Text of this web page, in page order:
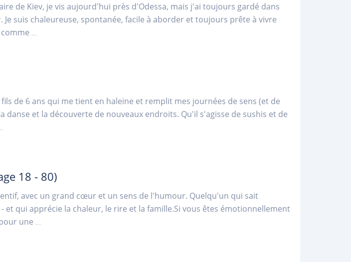
de Kiev, je vis aujourd'hui près d'Odessa, mais j'ai toujours gardé dans
suis chaleureuse, spontanée, facile à aborder et toujours prête à vivre
...
de 6 ans qui me tient en haleine et remplit mes journées de sens (et de
danse et la découverte de nouveaux endroits. Qu'il s'agisse de sushis et de
18 - 80)
avec un grand cœur et un sens de l'humour. Quelqu'un qui sait
et qui apprécie la chaleur, le rire et la famille.Si vous êtes émotionnellement
une ...